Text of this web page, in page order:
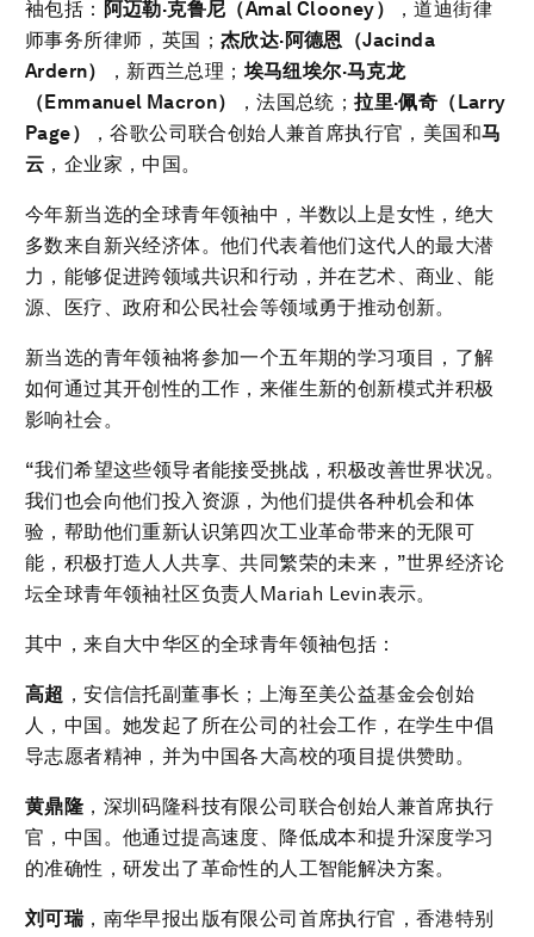
袖包括： 阿迈勒·克鲁尼（Amal Clooney）
，道迪街律
师事务所律师，英国； 杰欣达·阿德恩（Jacinda
Ardern） ，新西兰总理； 埃马纽埃尔·马克龙
（Emmanuel Macron） ，法国总统；拉里·佩奇（Larry
Page） ，谷歌公司联合创始人兼首席执行官，美国和马
云 ，企业家，中国。
今年新当选的全球青年领袖中，半数以上是女性，绝大
多数来自新兴经济体。他们代表着他们这代人的最大潜
力，能够促进跨领域共识和行动，并在艺术、商业、能
源、医疗、政府和公民社会等领域勇于推动创新。
新当选的青年领袖将参加一个五年期的学习项目，了解
如何通过其开创性的工作，来催生新的创新模式并积极
影响社会。
“我们希望这些领导者能接受挑战，积极改善世界状况。
我们也会向他们投入资源，为他们提供各种机会和体
验，帮助他们重新认识第四次工业革命带来的无限可
能，积极打造人人共享、共同繁荣的未来，”世界经济论
坛全球青年领袖社区负责人Mariah Levin表示。
其中，来自大中华区的全球青年领袖包括：
高超 ，安信信托副董事长；上海至美公益基金会创始
人，中国。她发起了所在公司的社会工作，在学生中倡
导志愿者精神，并为中国各大高校的项目提供赞助。
黄鼎隆 ，深圳码隆科技有限公司联合创始人兼首席执行
官，中国。他通过提高速度、降低成本和提升深度学习
的准确性，研发出了革命性的人工智能解决方案。
刘可瑞，南华早报出版有限公司首席执行官，香港特别